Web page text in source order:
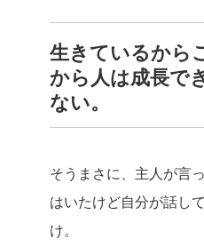
生きているから
から人は成長で
ない。
そうまさに、主人が言
はいたけど自分が話し
け。